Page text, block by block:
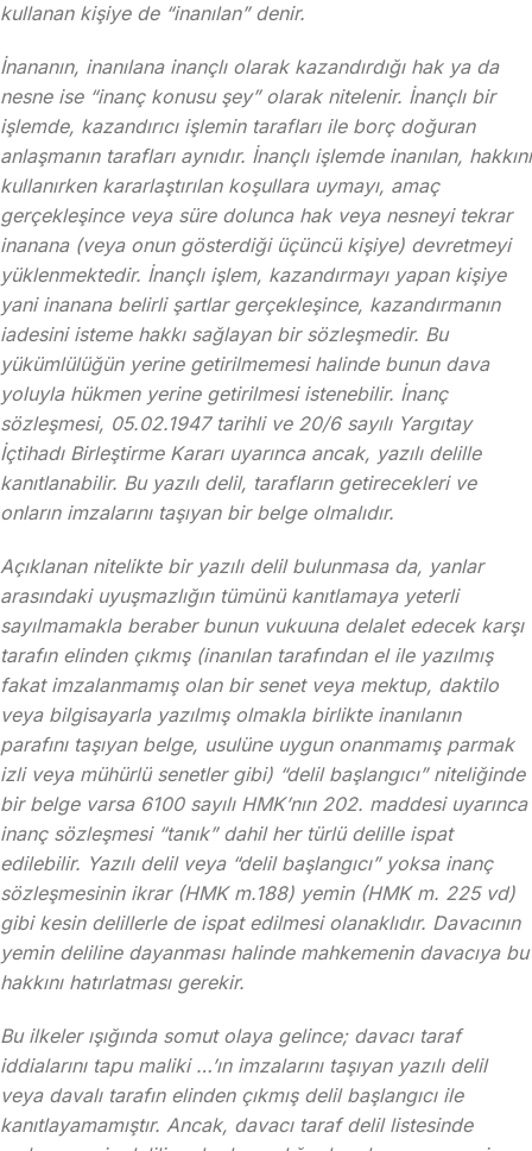
kullanan kişiye de “inanılan” denir.
İnananın, inanılana inançlı olarak kazandırdığı hak ya da
nesne ise “inanç konusu şey” olarak nitelenir. İnançlı bir
işlemde, kazandırıcı işlemin tarafları ile borç doğuran
anlaşmanın tarafları aynıdır. İnançlı işlemde inanılan, hakkını
kullanırken kararlaştırılan koşullara uymayı, amaç
gerçekleşince veya süre dolunca hak veya nesneyi tekrar
inanana (veya onun gösterdiği üçüncü kişiye) devretmeyi
yüklenmektedir. İnançlı işlem, kazandırmayı yapan kişiye
yani inanana belirli şartlar gerçekleşince, kazandırmanın
iadesini isteme hakkı sağlayan bir sözleşmedir. Bu
yükümlülüğün yerine getirilmemesi halinde bunun dava
yoluyla hükmen yerine getirilmesi istenebilir. İnanç
sözleşmesi, 05.02.1947 tarihli ve 20/6 sayılı Yargıtay
İçtihadı Birleştirme Kararı uyarınca ancak, yazılı delille
kanıtlanabilir. Bu yazılı delil, tarafların getirecekleri ve
onların imzalarını taşıyan bir belge olmalıdır.
Açıklanan nitelikte bir yazılı delil bulunmasa da, yanlar
arasındaki uyuşmazlığın tümünü kanıtlamaya yeterli
sayılmamakla beraber bunun vukuuna delalet edecek karşı
tarafın elinden çıkmış (inanılan tarafından el ile yazılmış
fakat imzalanmamış olan bir senet veya mektup, daktilo
veya bilgisayarla yazılmış olmakla birlikte inanılanın
parafını taşıyan belge, usulüne uygun onanmamış parmak
izli veya mühürlü senetler gibi) “delil başlangıcı” niteliğinde
bir belge varsa 6100 sayılı HMK’nın 202. maddesi uyarınca
inanç sözleşmesi “tanık” dahil her türlü delille ispat
edilebilir. Yazılı delil veya “delil başlangıcı” yoksa inanç
sözleşmesinin ikrar (HMK m.188) yemin (HMK m. 225 vd)
gibi kesin delillerle de ispat edilmesi olanaklıdır. Davacının
yemin deliline dayanması halinde mahkemenin davacıya bu
hakkını hatırlatması gerekir.
Bu ilkeler ışığında somut olaya gelince; davacı taraf
iddialarını tapu maliki …’ın imzalarını taşıyan yazılı delil
veya davalı tarafın elinden çıkmış delil başlangıcı ile
kanıtlayamamıştır. Ancak, davacı taraf delil listesinde